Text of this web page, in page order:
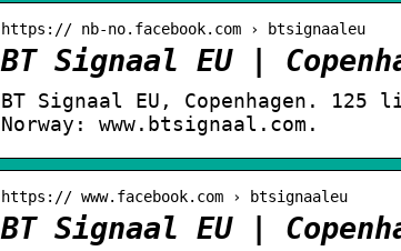
https:// nb-no.facebook.com › btsignaaleu
BT Signaal EU |
BT Signaal EU, Copenhagen.
Norway: www.btsignaal.com.
https:// www.facebook.com › btsignaaleu
BT Signaal EU |